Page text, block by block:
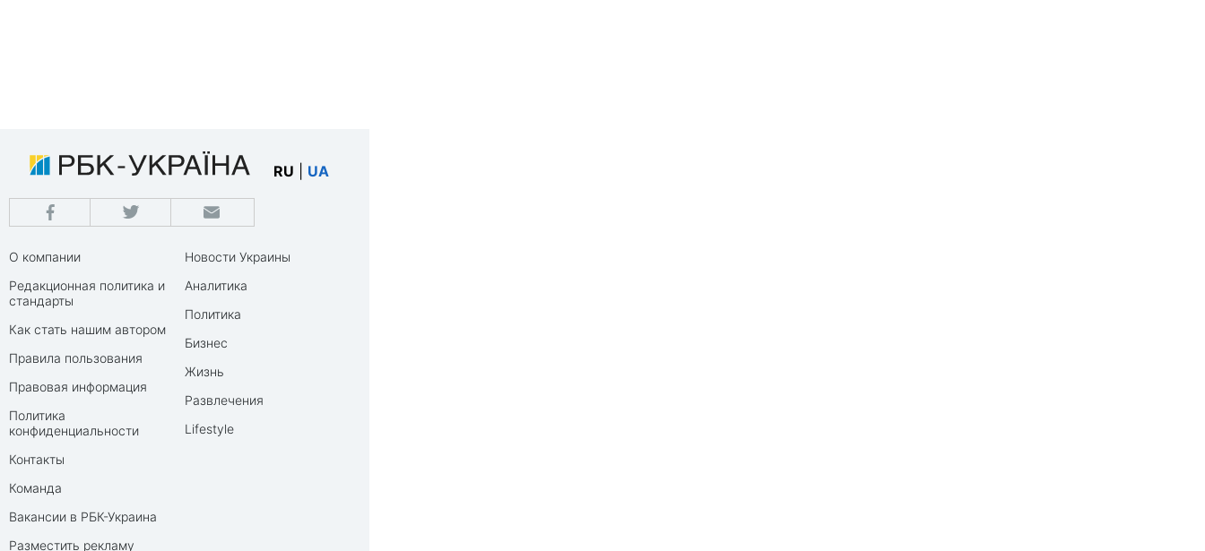
RU UA
О компании
Редакционная политика и
стандарты
Как стать нашим автором
Правила пользования
Правовая информация
Политика
конфиденциальности
Контакты
Команда
Вакансии в РБК-Украина
Разместить рекламу
Новости Украины
Аналитика
Политика
Бизнес
Жизнь
Развлечения
Lifestyle